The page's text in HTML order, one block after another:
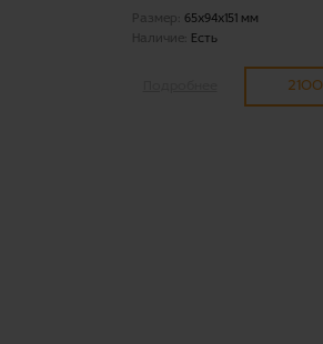
Размер: 65x94x151 мм
Наличие:
Есть
2100